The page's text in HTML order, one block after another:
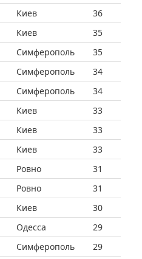
Киев
36
Киев
35
Симферополь
35
Симферополь
34
Симферополь
34
Киев
33
Киев
33
Киев
33
Ровно
31
Ровно
31
Киев
30
Одесса
29
Симферополь
29